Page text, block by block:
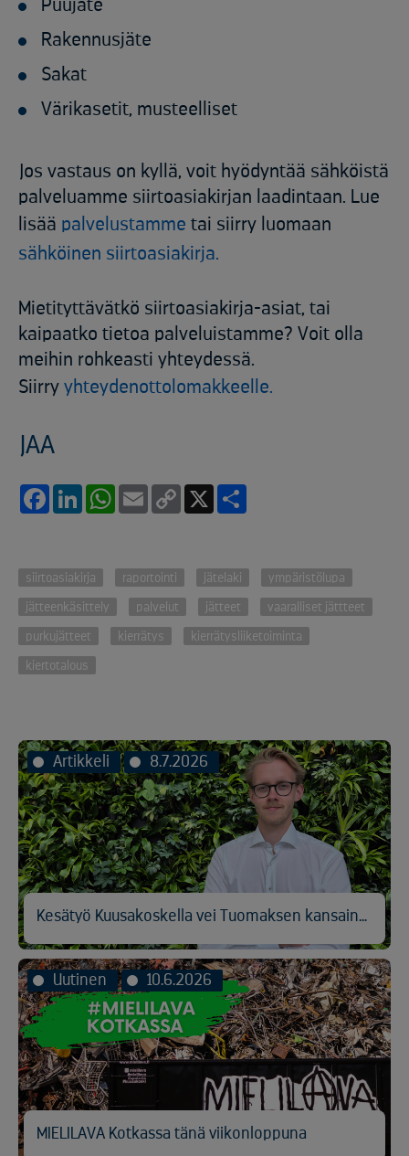
Puujäte
Rakennusjäte
Sakat
Värikasetit, musteelliset
Jos vastaus on kyllä, voit hyödyntää sähköistä
palveluamme siirtoasiakirjan laadintaan. Lue
lisää palvelustamme tai siirry luomaan
sähköinen siirtoasiakirja.
Mietityttävätkö siirtoasiakirja-asiat, tai
kaipaatko tietoa palveluistamme? Voit olla
meihin rohkeasti yhteydessä.
Siirry yhteydenottolomakkeelle.
JAA
FacebookLinkedInWhatsApp
Email
Copy
siirtoasiakirja raportointi jätelaki ympäristölupa
jätteenkäsittely palvelut jätteet vaaralliset jättteet
purkujätteet kierrätys kierrätysliiketoiminta
kiertotalous
Artikkeli 8.7.2026
Kesätyö Kuusakoskella vei Tuomaksen kansainvälisen logistiikan pariin
Uutinen 10.6.2026
MIELILAVA Kotkassa tänä viikonloppuna